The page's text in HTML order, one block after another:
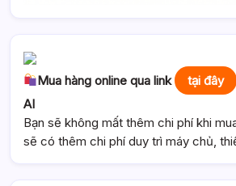
Mua hàng online qua link tại đây
AI
Bạn sẽ không mất thêm chi phí khi
sẽ có thêm chi phí duy trì máy chủ,